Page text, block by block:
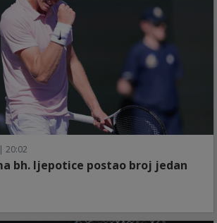
20:02
bh. ljepotice postao broj jedan